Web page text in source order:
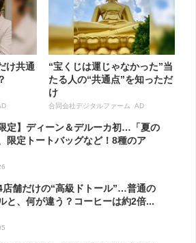
け共通
“宝くじは運じゃなかった”当
たる人の“共通点”を知っただ
け
合同会社デジタルファーム AD
限定】ディーン＆デルーカ初…「夏の
限定トートバッグなど！8種のア
店舗だけの“高級ドトール”…普通の
と、何が違う？コーヒーは約2倍...